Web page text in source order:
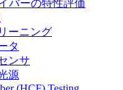
バーの特性評価
ーニング
タ
ンサ
源